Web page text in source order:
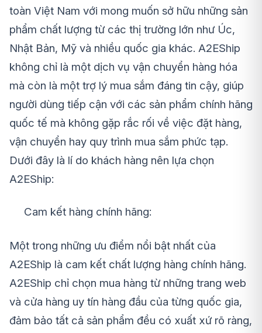
toàn Việt Nam với mong muốn sở hữu những sản
phẩm chất lượng từ các thị trường lớn như Úc,
Nhật Bản, Mỹ và nhiều quốc gia khác. A2EShip
không chỉ là một dịch vụ vận chuyển hàng hóa
mà còn là một trợ lý mua sắm đáng tin cậy, giúp
người dùng tiếp cận với các sản phẩm chính hãng
quốc tế mà không gặp rắc rối về việc đặt hàng,
vận chuyển hay quy trình mua sắm phức tạp.
Dưới đây là lí do khách hàng nên lựa chọn
A2EShip:
Cam kết hàng chính hãng:
Một trong những ưu điểm nổi bật nhất của
A2EShip là cam kết chất lượng hàng chính hãng.
A2EShip chỉ chọn mua hàng từ những trang web
và cửa hàng uy tín hàng đầu của từng quốc gia,
đảm bảo tất cả sản phẩm đều có xuất xứ rõ ràng,